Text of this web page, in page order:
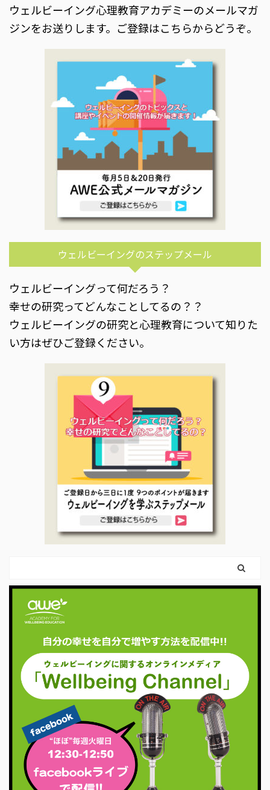
ウェルビーイング心理教育アカデミーのメールマガ
ジンをお送りします。ご登録はこちらからどうぞ。
ウェルビーイングのステップメール
ウェルビーイングって何だろう？
幸せの研究ってどんなことしてるの？？
ウェルビーイングの研究と心理教育について知りた
い方はぜひご登録ください。